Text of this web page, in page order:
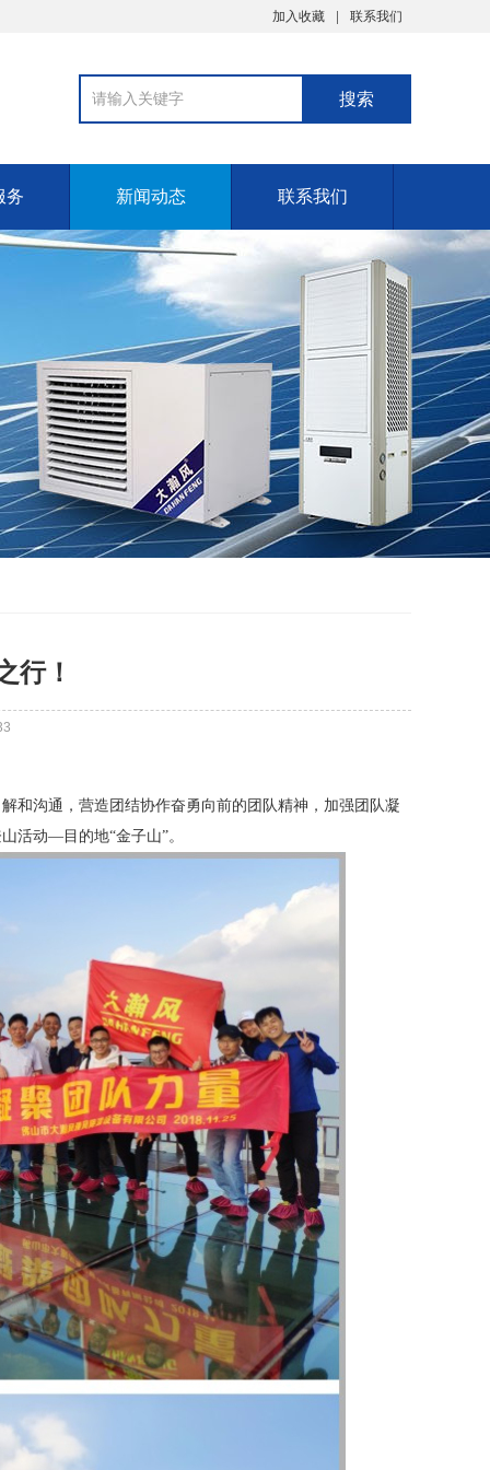
加入收藏 联系我们
务 新闻动态 联系我们
行！
沟通，营造团结协作奋勇向前的团队精神，加强团队凝
活动—目的地“金子山”。